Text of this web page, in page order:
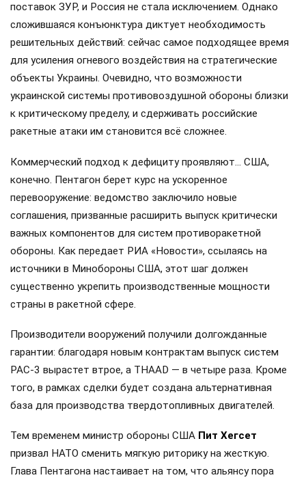
поставок ЗУР, и Россия не стала исключением. Однако
сложившаяся конъюнктура диктует необходимость
решительных действий: сейчас самое подходящее время
для усиления огневого воздействия на стратегические
объекты Украины. Очевидно, что возможности
украинской системы противовоздушной обороны близки
к критическому пределу, и сдерживать российские
ракетные атаки им становится всё сложнее.
Коммерческий подход к дефициту проявляют… США,
конечно. Пентагон берет курс на ускоренное
перевооружение: ведомство заключило новые
соглашения, призванные расширить выпуск критически
важных компонентов для систем противоракетной
обороны. Как передает РИА «Новости», ссылаясь на
источники в Минобороны США, этот шаг должен
существенно укрепить производственные мощности
страны в ракетной сфере.
Производители вооружений получили долгожданные
гарантии: благодаря новым контрактам выпуск систем
PAC-3 вырастет втрое, а THAAD — в четыре раза. Кроме
того, в рамках сделки будет создана альтернативная
база для производства твердотопливных двигателей.
Тем временем министр обороны США Пит Хегсет
призвал НАТО сменить мягкую риторику на жесткую.
Глава Пентагона настаивает на том, что альянсу пора